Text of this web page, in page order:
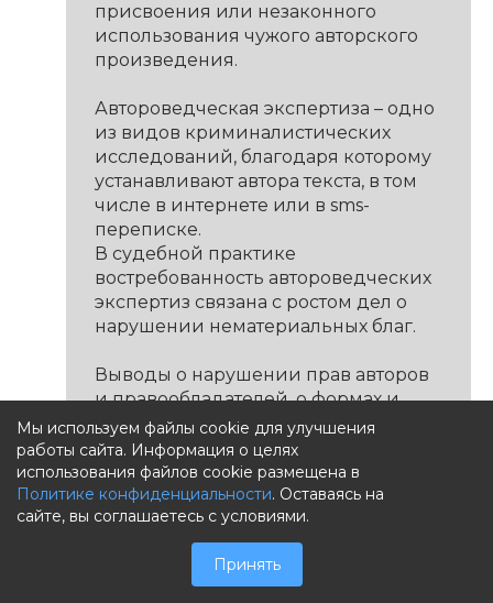
присвоения или незаконного
использования чужого авторского
произведения.
Автороведческая экспертиза – одно
из видов криминалистических
исследований, благодаря которому
устанавливают автора текста, в том
числе в интернете или в sms-
переписке.
В судебной практике
востребованность автороведческих
экспертиз связана с ростом дел о
нарушении нематериальных благ.
Выводы о нарушении прав авторов
и правообладателей, о формах и
средствах присвоения авторства, а
также о неправомерном
заимствовании всего произведения
или его части, можно сделать только
при производстве судебной
автороведческой экспертизы.
Назначение автороведческой
Мы используем файлы cookie для улучшения
работы сайта. Информация о целях
использования файлов cookie размещена в
Политике конфиденциальности. Оставаясь на
сайте, вы соглашаетесь с условиями.
Принять